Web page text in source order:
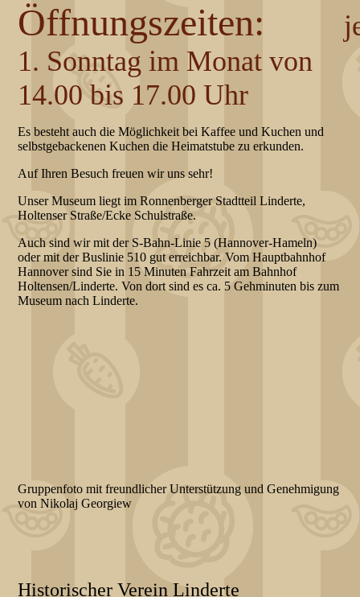
Öffnungszeiten:
1. Sonntag im Monat von
14.00 bis 17.00 Uhr
Es besteht auch die Möglichkeit bei Kaffee und Kuchen und
selbstgebackenen Kuchen die Heimatstube zu erkunden.
Auf Ihren Besuch freuen wir uns sehr!
Unser Museum liegt im Ronnenberger Stadtteil Linderte,
Holtenser Straße/Ecke Schulstraße.
Auch sind wir mit der S-Bahn-Linie 5 (Hannover-Hameln)
oder mit der Buslinie 510 gut erreichbar. Vom Hauptbahnhof
Hannover sind Sie in 15 Minuten Fahrzeit am Bahnhof
Holtensen/Linderte. Von dort sind es ca. 5 Gehminuten bis zum
Museum nach Linderte.
Gruppenfoto mit freundlicher Unterstützung und Genehmigung
von Nikolaj Georgiew
Historischer Verein Linderte